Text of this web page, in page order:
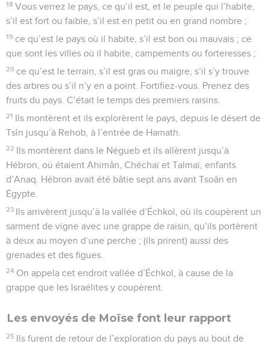
18 Vous verrez le pays, ce qu’il est, et le peuple qui l’habite,
s’il est fort ou faible, s’il est en petit ou en grand nombre ;
19 ce qu’est le pays où il habite, s’il est bon ou mauvais ; ce
que sont les villes où il habite, campements ou forteresses ;
20 ce qu’est le terrain, s’il est gras ou maigre, s’il s’y trouve
des arbres ou s’il n’y en a point. Fortifiez-vous. Prenez des
fruits du pays. C’était le temps des premiers raisins.
21 Ils montèrent et ils explorèrent le pays, depuis le désert de
Tsîn jusqu’à Rehob, à l’entrée de Hamath.
22 Ils montèrent dans le Négueb et ils allèrent jusqu’à
Hébron, où étaient Ahimân, Chéchaï et Talmaï, enfants
d’Anaq. Hébron avait été bâtie sept ans avant Tsoân en
Égypte.
23 Ils arrivèrent jusqu’à la vallée d’Échkol, où ils coupèrent un
sarment de vigne avec une grappe de raisin, qu’ils portèrent
à deux au moyen d’une perche ; (ils prirent) aussi des
grenades et des figues.
24 On appela cet endroit vallée d’Échkol, à cause de la
grappe que les Israélites y coupèrent.
Les envoyés de Moïse font leur rapport
25 Ils furent de retour de l’exploration du pays au bout de